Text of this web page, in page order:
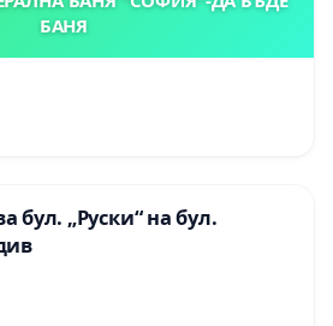
БАНЯ
бул. „Руски“ на бул.